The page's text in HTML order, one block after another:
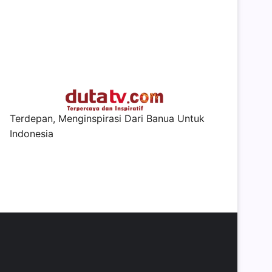
Terdepan, Menginspirasi Dari Banua Untuk
Indonesia